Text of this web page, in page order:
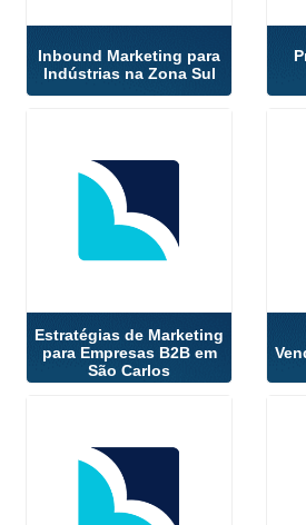
Inbound Marketing para
Indústrias na Zona Sul
Estratégias de Marketing
para Empresas B2B em
São Carlos